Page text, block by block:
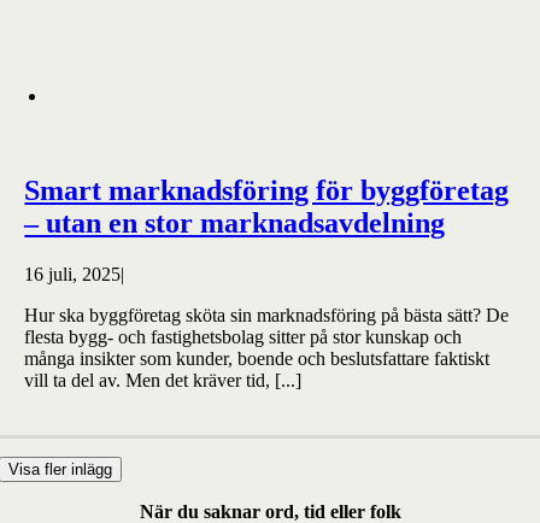
Smart marknadsföring för byggföretag
– utan en stor marknadsavdelning
16 juli, 2025|
Hur ska byggföretag sköta sin marknadsföring på bästa sätt? De
flesta bygg- och fastighetsbolag sitter på stor kunskap och
många insikter som kunder, boende och beslutsfattare faktiskt
vill ta del av. Men det kräver tid, [...]
Visa fler inlägg
När du saknar ord, tid eller folk